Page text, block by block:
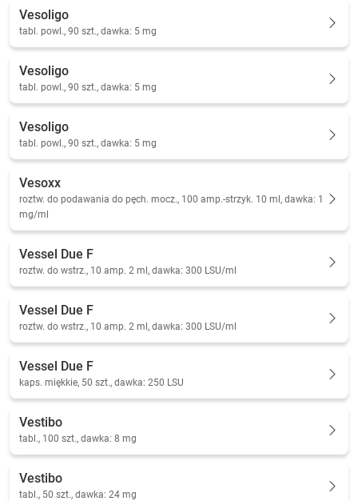
Vesoligo
tabl. powl., 90 szt., dawka: 5 mg
Vesoligo
tabl. powl., 90 szt., dawka: 5 mg
Vesoligo
tabl. powl., 90 szt., dawka: 5 mg
Vesoxx
roztw. do podawania do pęch. mocz., 100 amp.-strzyk. 10 ml, dawka: 1
mg/ml
Vessel Due F
roztw. do wstrz., 10 amp. 2 ml, dawka: 300 LSU/ml
Vessel Due F
roztw. do wstrz., 10 amp. 2 ml, dawka: 300 LSU/ml
Vessel Due F
kaps. miękkie, 50 szt., dawka: 250 LSU
Vestibo
tabl., 100 szt., dawka: 8 mg
Vestibo
tabl., 50 szt., dawka: 24 mg